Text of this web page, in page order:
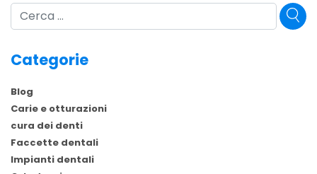
Cerca
Categorie
Blog
Carie e otturazioni
cura dei denti
Faccette dentali
Impianti dentali